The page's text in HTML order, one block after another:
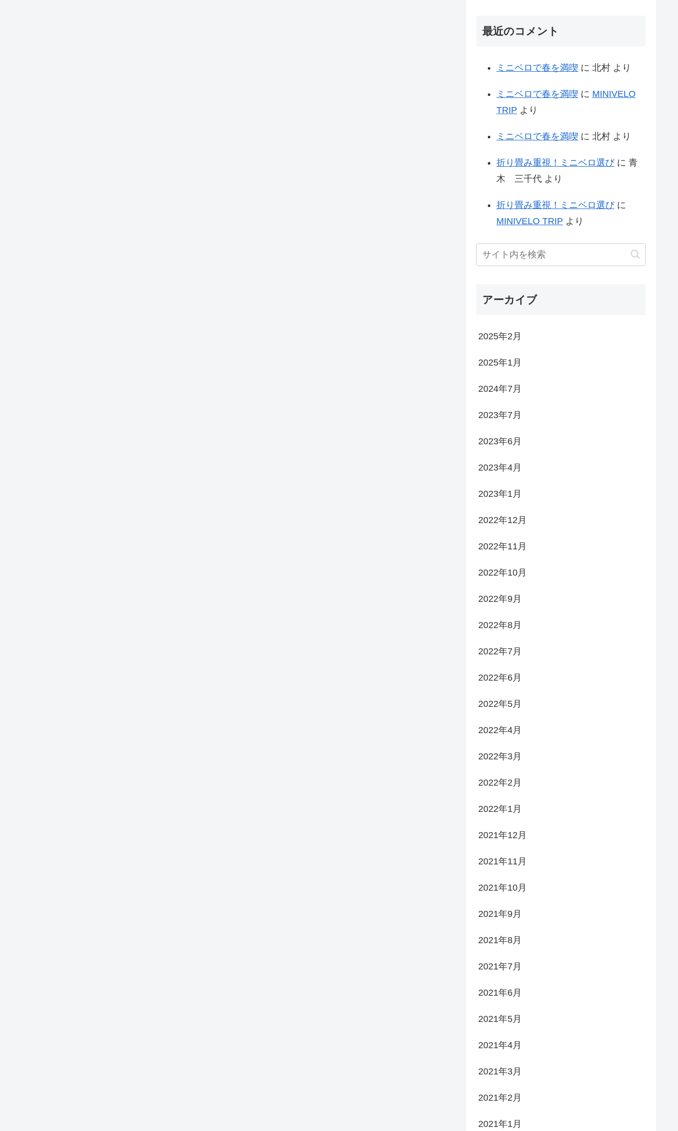
最近のコメント
ミニベロで春を満喫 に 北村 より
ミニベロで春を満喫 に MINIVELO
TRIP より
ミニベロで春を満喫 に 北村 より
折り畳み重視！ミニベロ選びに 青
木 三千代 より
折り畳み重視！ミニベロ選びに
MINIVELO TRIP より
アーカイブ
2025年2月
2025年1月
2024年7月
2023年7月
2023年6月
2023年4月
2023年1月
2022年12月
2022年11月
2022年10月
2022年9月
2022年8月
2022年7月
2022年6月
2022年5月
2022年4月
2022年3月
2022年2月
2022年1月
2021年12月
2021年11月
2021年10月
2021年9月
2021年8月
2021年7月
2021年6月
2021年5月
2021年4月
2021年3月
2021年2月
2021年1月